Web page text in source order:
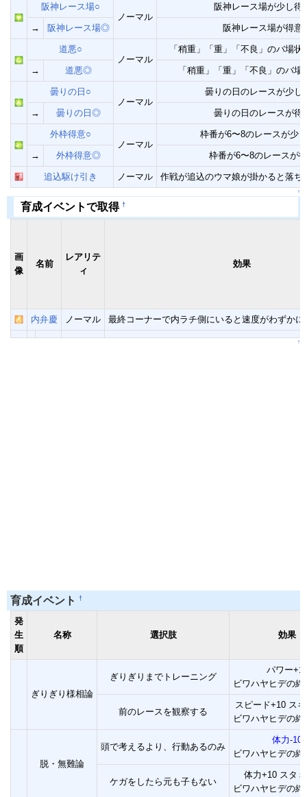
阪神レース場○
ノーマル
阪神レース場が少し得
→ 阪神レース場◎ 阪神レース場が得意
道悪○
ノーマル
「稍重」「重」「不良」のバ場
→ 道悪◎ 「稍重」「重」「不良」のバ
曇りの日○
ノーマル
曇りの日のレースが少し
→ 曇りの日◎ 曇りの日のレースが得
外枠得意○
ノーマル
枠番が6〜8のレースが少
→ 外枠得意◎ 枠番が6〜8のレースが
追込駆け引き ノーマル 作戦が追込のウマ娘が掛かると落ち
↑
育成イベントで取得 †
画
像
名前
レアリテ
ィ
効果
内弁慶 ノーマル 最終コーナーで内ラチ側にいると速度がわずか
↑
育成イベント †
発
生
順
名称 選択肢 効果
ぎりぎり様相論
ぎりぎりまでトレーニング
パワー
ビワハヤヒデの
前のレースを観察する
スピード+10 ス
ビワハヤヒデの
脱・無難論
頭で考えるより、行動あるのみ
体力-10
ビワハヤヒデの
ケガをしたら元も子もない
体力+10 スタ
ビワハヤヒデの